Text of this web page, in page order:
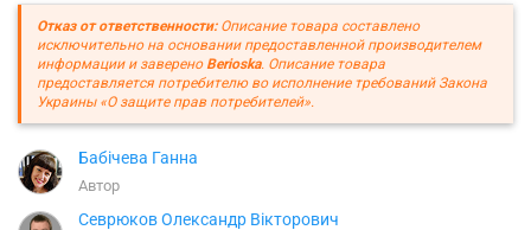
Отказ от ответственности:Описание товара составлено
исключительно на основании предоставленной производителем
информации и заверено Berioska. Описание товара
предоставляется потребителю во исполнение требований Закона
Украины «О защите прав потребителей».
Бабічева Ганна
Автор
Севрюков Олександр Вікторович